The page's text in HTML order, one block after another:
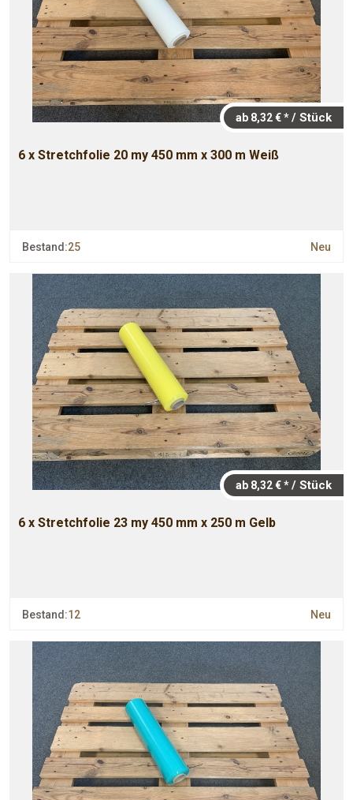
ab 8,32 € */ Stück
6 x Stretchfolie 20 my 450 mm x 300 m Weiß
Bestand:25 Neu
ab 8,32 € */ Stück
6 x Stretchfolie 23 my 450 mm x 250 m Gelb
Bestand:12 Neu